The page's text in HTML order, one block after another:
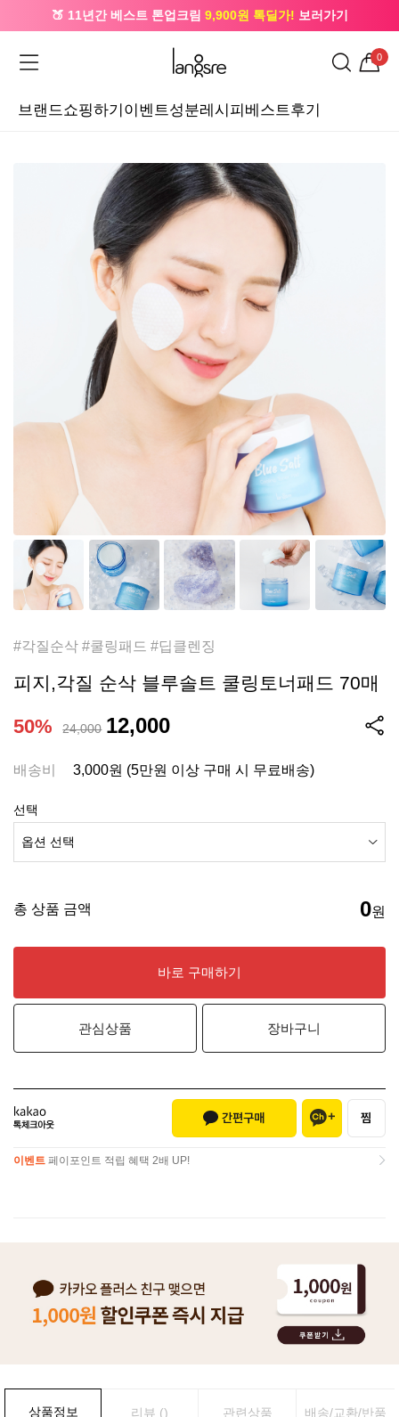
🍑 11년간 베스트 톤업크림 9,900원 톡딜가! 보러가기
5,000원
0
브랜드쇼핑하기 이벤트성분레시피 베스트후기
#각질순삭 #쿨링패드 #딥클렌징
피지,각질 순삭 블루솔트 쿨링토너패드 70매
50% 24,000 12,000
배송비 3,000원 (5만원 이상 구매 시 무료배송)
선택
총 상품 금액 0원
바로 구매하기
관심상품 장바구니
이벤트 페이포인트 적립 혜택 2배 UP!
상품정보 리뷰 () 관련상품 배송/교환/반품